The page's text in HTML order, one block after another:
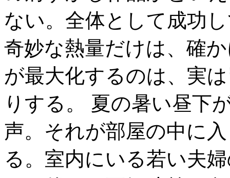
ない。全体として成功
奇妙な熱量だけは、確
が最大化するのは、実
りする。 夏の暑い昼下
声。それが部屋の中に
る。室内にいる若い夫